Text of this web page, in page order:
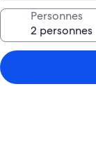
Personnes